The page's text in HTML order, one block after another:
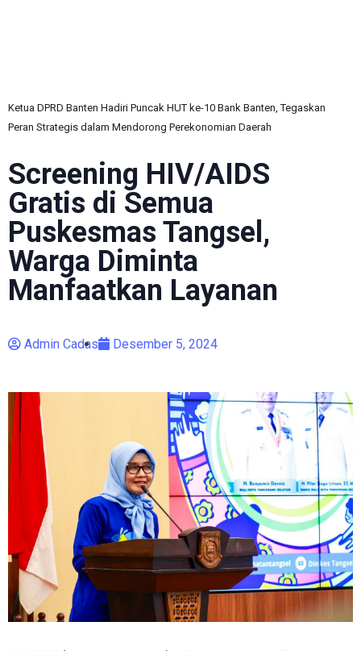
Ketua DPRD Banten Hadiri Puncak HUT ke-10 Bank Banten, Tegaskan
Peran Strategis dalam Mendorong Perekonomian Daerah
Screening HIV/AIDS
Gratis di Semua
Puskesmas Tangsel,
Warga Diminta
Manfaatkan Layanan
Admin Cadas Desember 5, 2024